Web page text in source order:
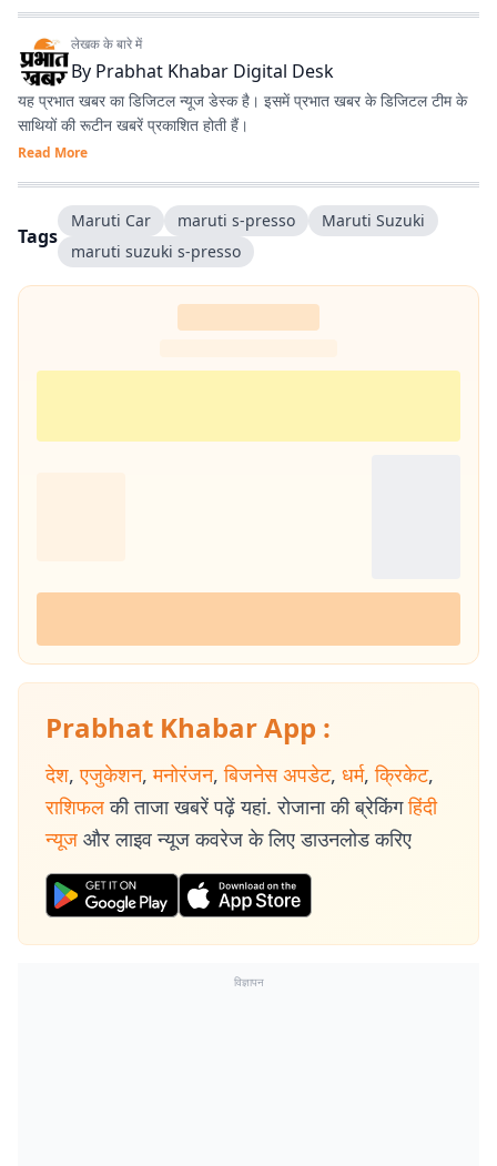
लेखक के बारे में
By Prabhat Khabar Digital Desk
यह प्रभात खबर का डिजिटल न्यूज डेस्क है। इसमें प्रभात खबर के डिजिटल टीम के
साथियों की रूटीन खबरें प्रकाशित होती हैं।
Read More
Tags
Maruti Car maruti s-presso
Maruti Suzuki
maruti suzuki s-presso
Prabhat Khabar App :
देश, एजुकेशन, मनोरंजन, बिजनेस अपडेट, धर्म, क्रिकेट,
राशिफल की ताजा खबरें पढ़ें यहां. रोजाना की ब्रेकिंग हिंदी
न्यूज और लाइव न्यूज कवरेज के लिए डाउनलोड करिए
विज्ञापन